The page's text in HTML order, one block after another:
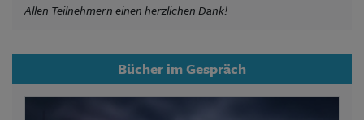
Allen Teilnehmern einen herzlichen Dank!
Bücher im Gespräch